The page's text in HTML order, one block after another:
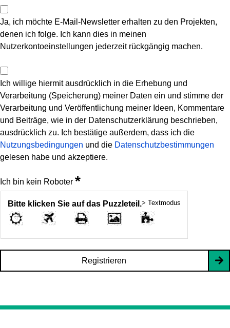
Ja, ich möchte E-Mail-Newsletter erhalten zu den Projekten,
denen ich folge. Ich kann dies in meinen
Nutzerkontoeinstellungen jederzeit rückgängig machen.
Ich willige hiermit ausdrücklich in die Erhebung und
Verarbeitung (Speicherung) meiner Daten ein und stimme der
Verarbeitung und Veröffentlichung meiner Ideen, Kommentare
und Beiträge, wie in der Datenschutzerklärung beschrieben,
ausdrücklich zu. Ich bestätige außerdem, dass ich die
Nutzungsbedingungen und die Datenschutzbestimmungen
gelesen habe und akzeptiere.
Ich bin kein Roboter *
Bitte klicken Sie auf das Puzzleteil.> Textmodus
Registrieren